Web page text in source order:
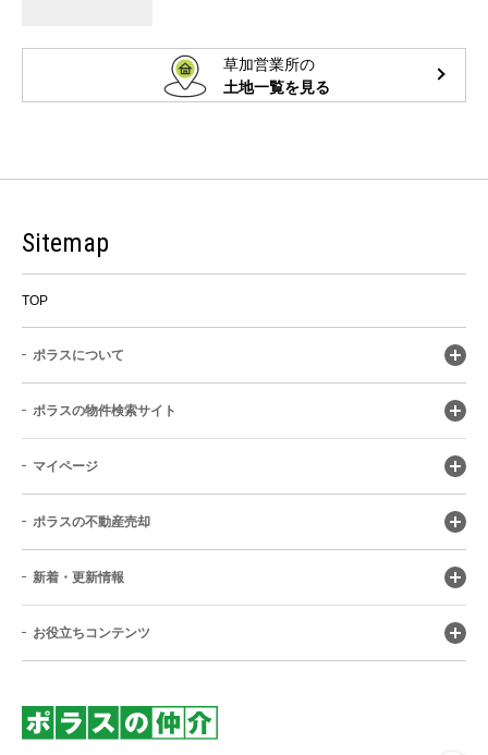
草加営業所の
土地一覧を見る
Sitemap
TOP
ポラスについて
ポラスの物件検索サイト
マイページ
ポラスの不動産売却
新着・更新情報
お役立ちコンテンツ